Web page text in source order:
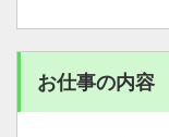
お仕事の内容